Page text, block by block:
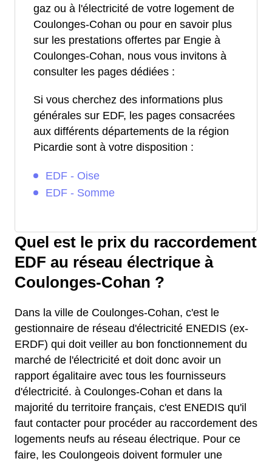
gaz ou à l'électricité de votre logement de
Coulonges-Cohan ou pour en savoir plus
sur les prestations offertes par Engie à
Coulonges-Cohan, nous vous invitons à
consulter les pages dédiées :
Si vous cherchez des informations plus
générales sur EDF, les pages consacrées
aux différents départements de la région
Picardie sont à votre disposition :
EDF - Oise
EDF - Somme
Quel est le prix du raccordement
EDF au réseau électrique à
Coulonges-Cohan ?
Dans la ville de Coulonges-Cohan, c'est le
gestionnaire de réseau d'électricité ENEDIS (ex-
ERDF) qui doit veiller au bon fonctionnement du
marché de l'électricité et doit donc avoir un
rapport égalitaire avec tous les fournisseurs
d'électricité. à Coulonges-Cohan et dans la
majorité du territoire français, c'est ENEDIS qu'il
faut contacter pour procéder au raccordement des
logements neufs au réseau électrique. Pour ce
faire, les Coulongeois doivent formuler une